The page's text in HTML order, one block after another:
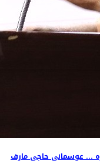
... عوسمانی حاجی مارف